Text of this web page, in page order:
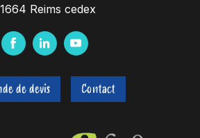
Reims cedex
F
c
e
L
n
k
Y
u
t
b
de devis Contact